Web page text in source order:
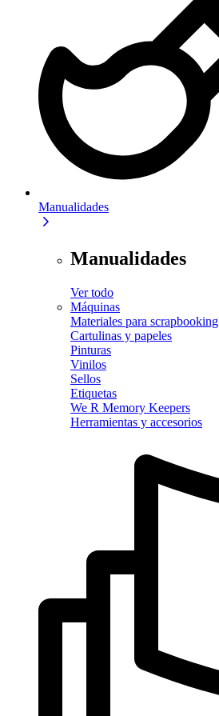
Manualidades
Manualidades
Ver todo
Máquinas
Materiales para scrapbooking
Cartulinas y papeles
Pinturas
Vinilos
Sellos
Etiquetas
We R Memory Keepers
Herramientas y accesorios